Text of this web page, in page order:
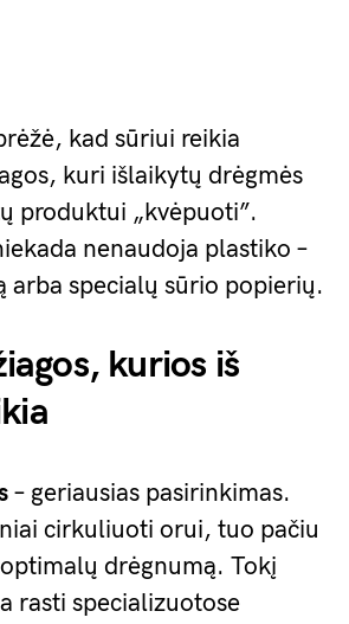
kad sūriui reikia
kuri išlaikytų drėgmės
produktui „kvėpuoti”.
nenaudoja plastiko –
arba specialų sūrio popierių.
kurios iš
– geriausias pasirinkimas.
cirkuliuoti orui, tuo pačiu
drėgnumą. Tokį
rasti specializuotose